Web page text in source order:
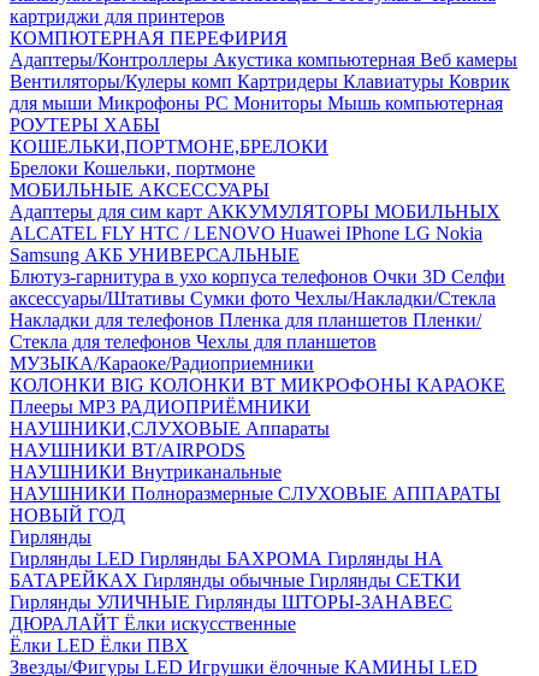
картриджи для принтеров
КОМПЮТЕРНАЯ ПЕРЕФИРИЯ
Адаптеры/Контроллеры Акустика компьютерная Веб камеры
Вентиляторы/Кулеры комп Картридеры Клавиатуры Коврик
для мыши Микрофоны PC Мониторы Мышь компьютерная
РОУТЕРЫ ХАБЫ
КОШЕЛЬКИ,ПОРТМОНЕ,БРЕЛОКИ
Брелоки Кошельки, портмоне
МОБИЛЬНЫЕ АКСЕССУАРЫ
Адаптеры для сим карт АККУМУЛЯТОРЫ МОБИЛЬНЫХ
ALCATEL FLY HTC / LENOVO Huawei IPhone LG Nokia
Samsung АКБ УНИВЕРСАЛЬНЫЕ
Блютуз-гарнитура в ухо корпуса телефонов Очки 3D Селфи
аксессуары/Штативы Сумки фото Чехлы/Накладки/Стекла
Накладки для телефонов Пленка для планшетов Пленки/
Стекла для телефонов Чехлы для планшетов
МУЗЫКА/Караоке/Радиоприемники
КОЛОНКИ BIG КОЛОНКИ BT МИКРОФОНЫ КАРАОКЕ
Плееры MP3 РАДИОПРИЁМНИКИ
НАУШНИКИ,СЛУХОВЫЕ Аппараты
НАУШНИКИ BT/AIRPODS
НАУШНИКИ Внутриканальные
НАУШНИКИ Полноразмерные СЛУХОВЫЕ АППАРАТЫ
НОВЫЙ ГОД
Гирлянды
Гирлянды LED Гирлянды БАХРОМА Гирлянды НА
БАТАРЕЙКАХ Гирлянды обычные Гирлянды СЕТКИ
Гирлянды УЛИЧНЫЕ Гирлянды ШТОРЫ-ЗАНАВЕС
ДЮРАЛАЙТ Ёлки искусственные
Ёлки LED Ёлки ПВХ
Звезды/Фигуры LED Игрушки ёлочные КАМИНЫ LED